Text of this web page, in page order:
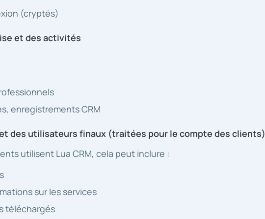
(cryptés)
et des activités
enregistrements CRM
des utilisateurs finaux (traitées pour le compte des clients)
utilisent Lua CRM, cela peut inclure :
sur les services
téléchargés